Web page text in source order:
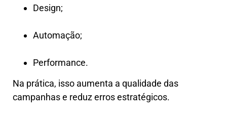
Design;
Automação;
Performance.
Na prática, isso aumenta a qualidade das
campanhas e reduz erros estratégicos.